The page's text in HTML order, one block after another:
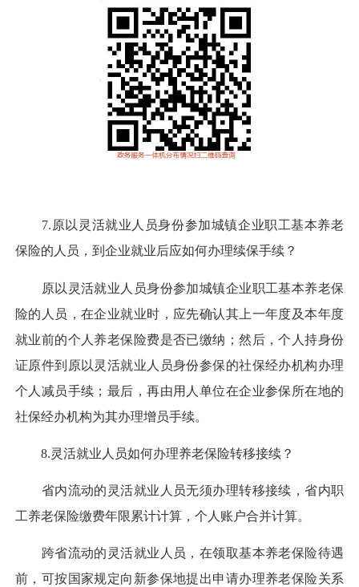
7.原以灵活就业人员身份参加城镇企业职工基本养老
保险的人员，到企业就业后应如何办理续保手续？
原以灵活就业人员身份参加城镇企业职工基本养老保
险的人员，在企业就业时，应先确认其上一年度及本年度
就业前的个人养老保险费是否已缴纳；然后，个人持身份
证原件到原以灵活就业人员身份参保的社保经办机构办理
个人减员手续；最后，再由用人单位在企业参保所在地的
社保经办机构为其办理增员手续。
8.灵活就业人员如何办理养老保险转移接续？
省内流动的灵活就业人员无须办理转移接续，省内职
工养老保险缴费年限累计计算，个人账户合并计算。
跨省流动的灵活就业人员，在领取基本养老保险待遇
前，可按国家规定向新参保地提出申请办理养老保险关系